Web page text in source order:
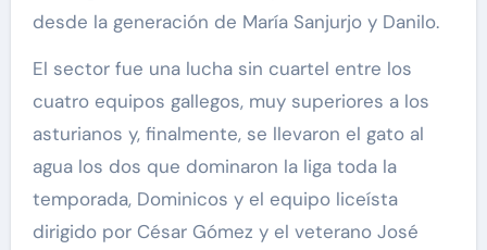
desde la generación de María Sanjurjo y Danilo.
El sector fue una lucha sin cuartel entre los
cuatro equipos gallegos, muy superiores a los
asturianos y, finalmente, se llevaron el gato al
agua los dos que dominaron la liga toda la
temporada, Dominicos y el equipo liceísta
dirigido por César Gómez y el veterano José